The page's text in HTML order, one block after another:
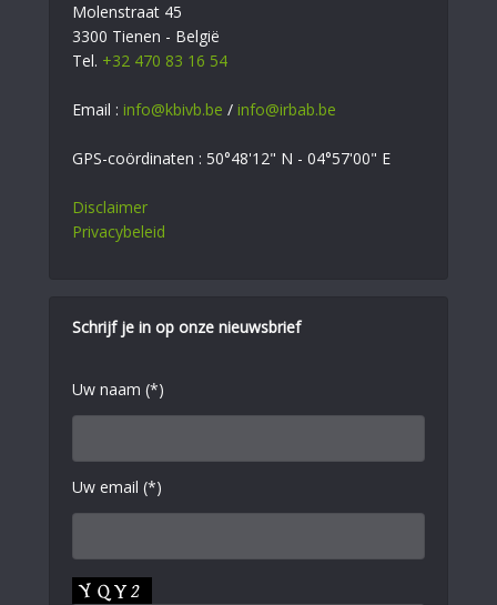
Molenstraat 45
3300 Tienen - België
Tel. +32 470 83 16 54
Email : info@kbivb.be / info@irbab.be
GPS-coördinaten : 50°48'12" N - 04°57'00" E
Disclaimer
Privacybeleid
Schrijf je in op onze nieuwsbrief
Uw naam (*)
Uw email (*)